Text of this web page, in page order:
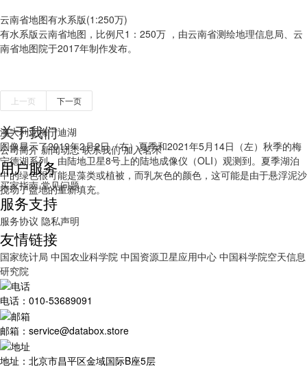
云南省地图有水系版(1:250万)
有​水系版云南省地图，比例尺1：250万 ，由云南省测绘地理信息局、云
南省地图院于2017年制作发布。
澳大利亚梅宁迪湖
图像显示了2019年2月2日（右）夏季和2021年5月14日（左）秋季的梅
宁德湖系列，由陆地卫星8号上的陆地成像仪（OLI）观测到。夏季湖泊
中的绿色很可能是藻类或植被，而乳灰色的颜色，这可能是由于悬浮泥沙
搅动了盆地的重新填充。
上一页 下一页
关于我们
公司简介 新闻动态 联系我们 加入茗禾
用户服务
买家指南 常见问题
服务支持
服务协议 隐私声明
友情链接
国家统计局 中国农业科学院 中国资源卫星应用中心 中国科学院空天信息
研究院
电话：010-53689091
邮箱：service@databox.store
地址：北京市昌平区金域国际B座5层